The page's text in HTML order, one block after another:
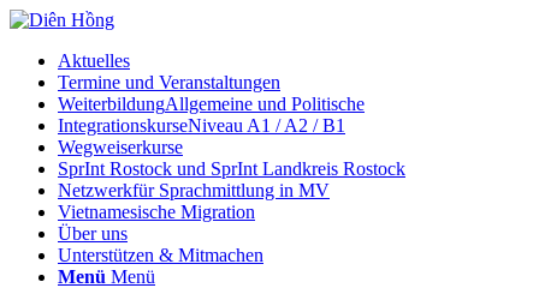
Aktuelles
Termine und Veranstaltungen
WeiterbildungAllgemeine und Politische
IntegrationskurseNiveau A1 / A2 / B1
Wegweiserkurse
SprInt Rostock und SprInt Landkreis Rostock
Netzwerkfür Sprachmittlung in MV
Vietnamesische Migration
Über uns
Unterstützen & Mitmachen
Menü Menü